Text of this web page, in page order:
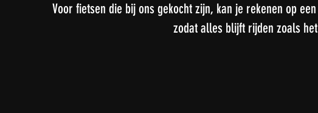
Voor fietsen die bij ons gekocht zijn, kan je rekenen op
zodat alles blijft rijden zoals